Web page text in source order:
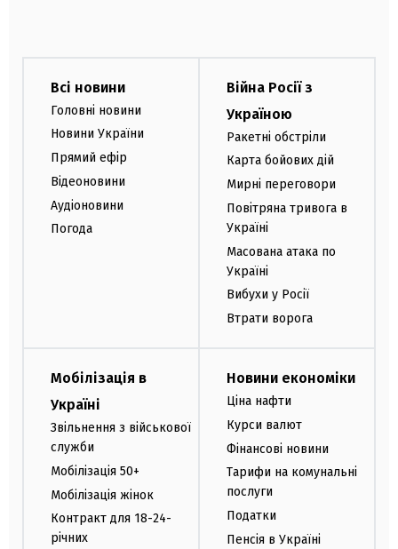
Всі новини
Головні новини
Новини України
Прямий ефір
Відеоновини
Аудіоновини
Погода
Війна Росії з
Україною
Ракетні обстріли
Карта бойових дій
Мирні переговори
Повітряна тривога в
Україні
Масована атака по
Україні
Вибухи у Росії
Втрати ворога
Мобілізація в
Україні
Звільнення з військової
служби
Мобілізація 50+
Мобілізація жінок
Контракт для 18-24-
річних
Новини економіки
Ціна нафти
Курси валют
Фінансові новини
Тарифи на комунальні
послуги
Податки
Пенсія в Україні